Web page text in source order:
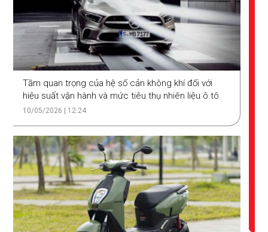
Tầm quan trọng của hệ số cản không khí đối với
hiệu suất vận hành và mức tiêu thụ nhiên liệu ô tô
10/05/2026 | 12:24